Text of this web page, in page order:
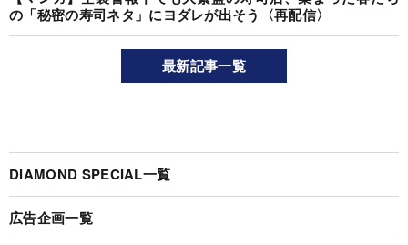
の「秘密の寿司ネタ」にヨダレが出そう〈再配信〉
最新記事一覧
DIAMOND SPECIAL一覧
広告企画一覧